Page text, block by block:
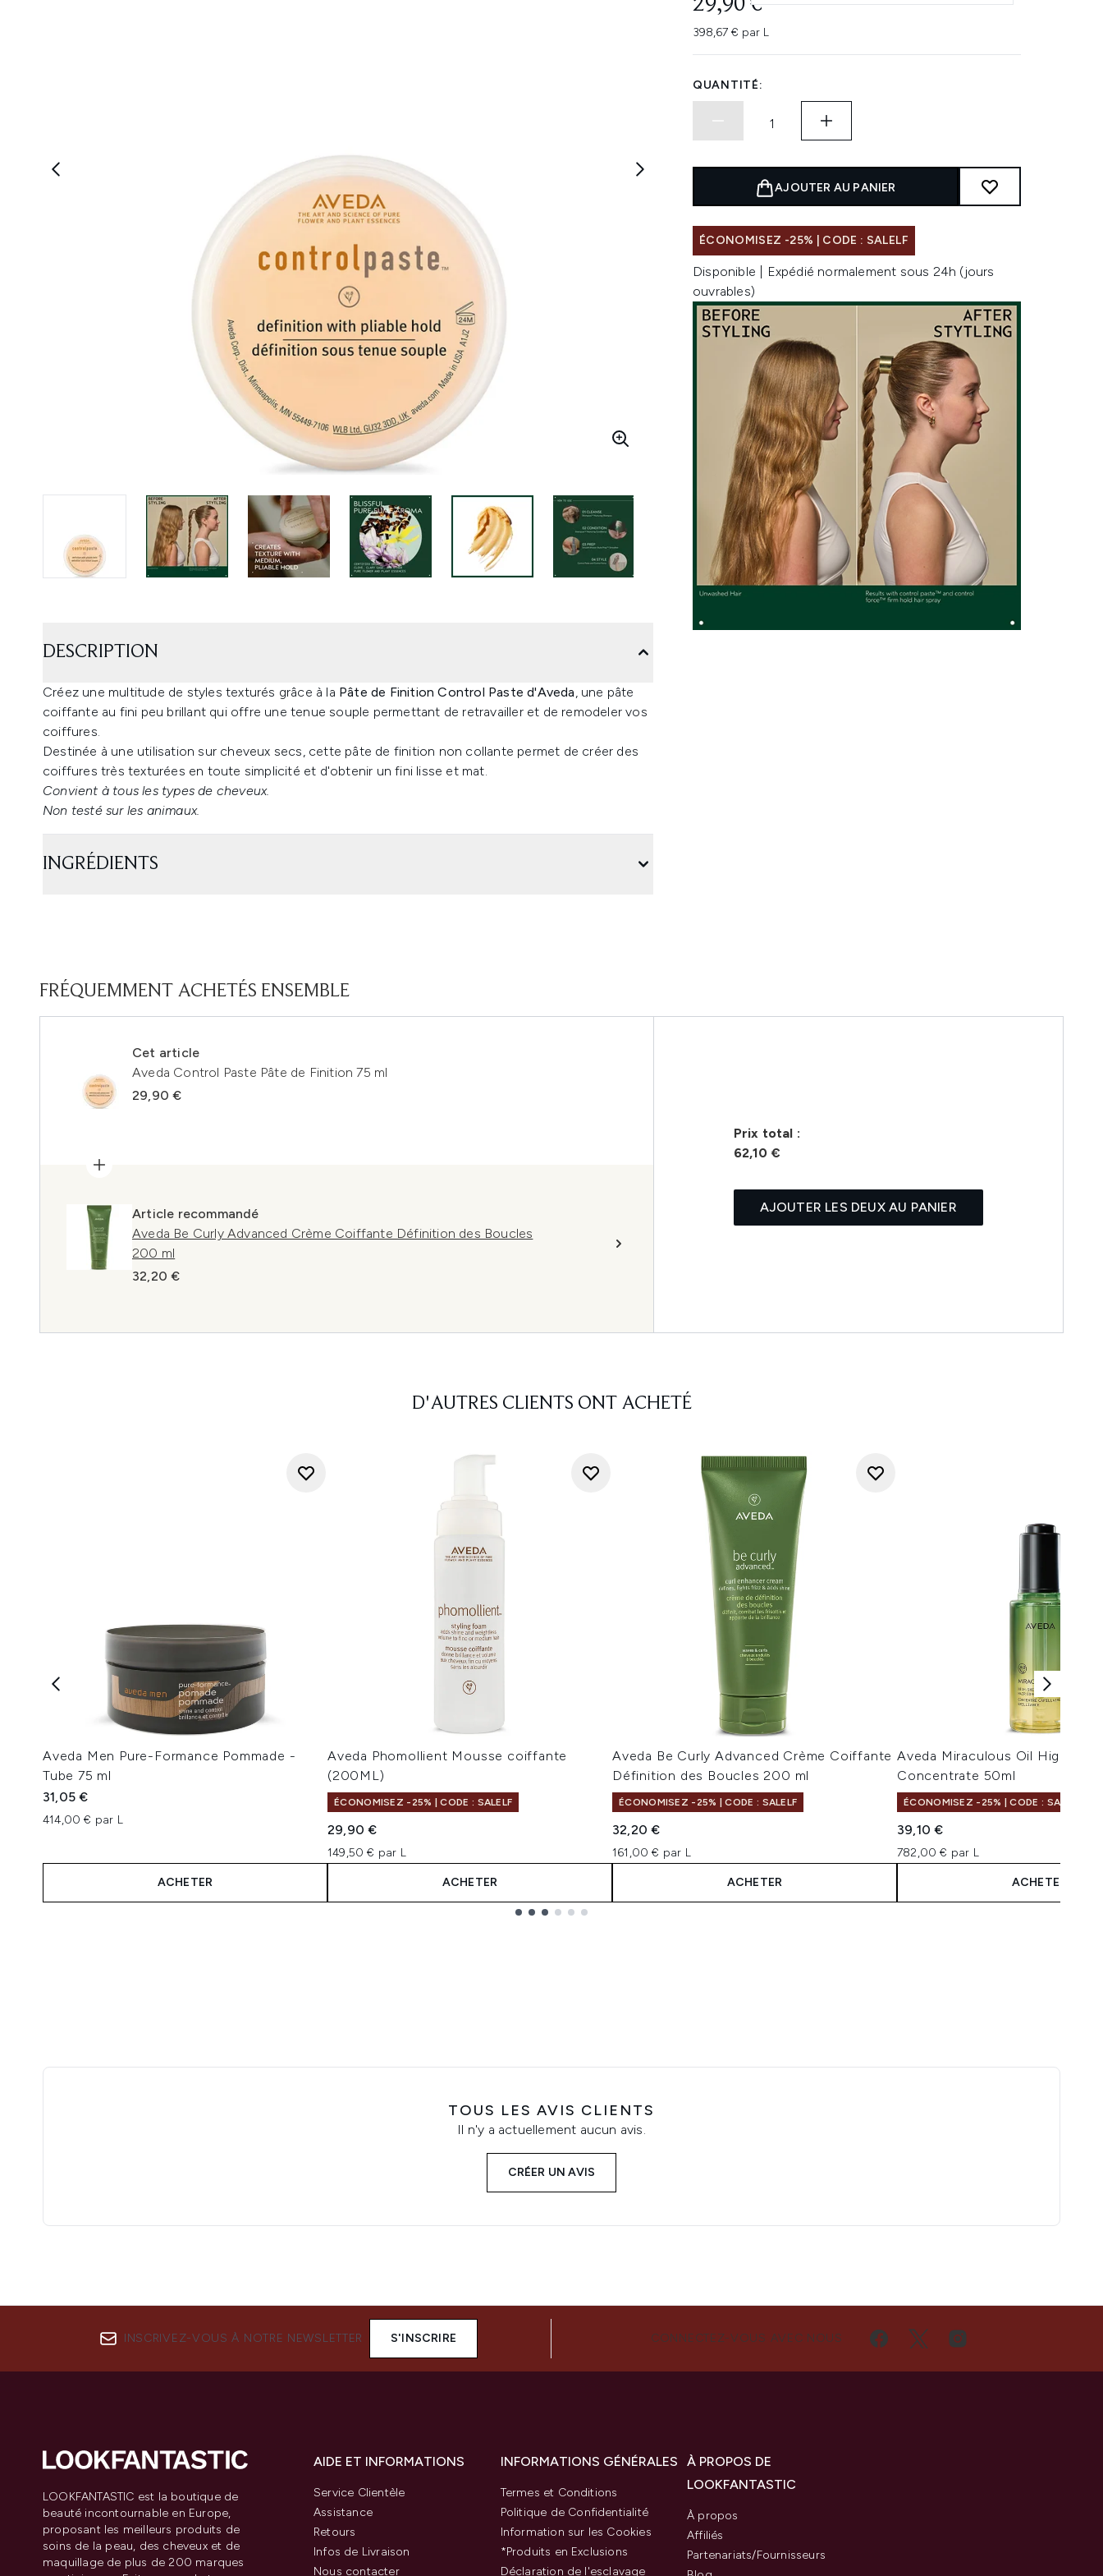
29,90 €
398,67 € par L
QUANTITÉ:
AJOUTER AU PANIER
ÉCONOMISEZ -25% | CODE : SALELF
Disponible | Expédié normalement sous 24h (jours
ouvrables)
DESCRIPTION
Créez une multitude de styles texturés grâce à la Pâte de Finition Control Paste d'Aveda, une pâte
coiffante au fini peu brillant qui offre une tenue souple permettant de retravailler et de remodeler vos
coiffures.
Destinée à une utilisation sur cheveux secs, cette pâte de finition non collante permet de créer des
coiffures très texturées en toute simplicité et d'obtenir un fini lisse et mat.
Convient à tous les types de cheveux.
Non testé sur les animaux.
INGRÉDIENTS
FRÉQUEMMENT ACHETÉS ENSEMBLE
Cet article
Aveda Control Paste Pâte de Finition 75 ml
29,90 €
Article recommandé
Aveda Be Curly Advanced Crème Coiffante Définition des Boucles
200 ml
32,20 €
Prix ​​total :
62,10 €
AJOUTER LES DEUX AU PANIER
D'AUTRES CLIENTS ONT ACHETÉ
Aveda Men Pure-Formance Pommade -
Tube 75 ml
31,05 €
414,00 € par L
ACHETER
Aveda Phomollient Mousse coiffante
(200ML)
ÉCONOMISEZ -25% | CODE : SALELF
29,90 €
149,50 € par L
ACHETER
Aveda Be Curly Advanced Crème Coiffante
Définition des Boucles 200 ml
ÉCONOMISEZ -25% | CODE : SALELF
32,20 €
161,00 € par L
ACHETER
Aveda Miraculous Oil High
Concentrate 50ml
ÉCONOMISEZ -25% | CODE : SALELF
39,10 €
782,00 € par L
ACHETER
TOUS LES AVIS CLIENTS
Il n'y a actuellement aucun avis.
CRÉER UN AVIS
INSCRIVEZ-VOUS À NOTRE NEWSLETTER S'INSCRIRE CONNECTEZ-VOUS AVEC NOUS
LOOKFANTASTIC est la boutique de
beauté incontournable en Europe,
proposant les meilleurs produits de
soins de la peau, des cheveux et de
maquillage de plus de 200 marques
AIDE ET INFORMATIONS
Service Clientèle
Assistance
Retours
Infos de Livraison
Nous contacter
INFORMATIONS GÉNÉRALES
Termes et Conditions
Politique de Confidentialité
Information sur les Cookies
*Produits en Exclusions
Déclaration de l'esclavage
À PROPOS DE
LOOKFANTASTIC
À propos
Affiliés
Partenariats/Fournisseurs